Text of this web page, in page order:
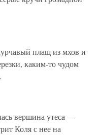
плащ из мхов и
каким-то чудом
вершина утеса —
Коля с нее на